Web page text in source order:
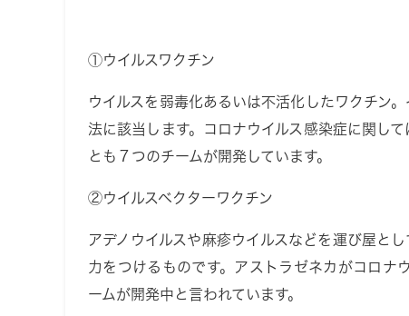
①ウイルスワクチン
ウイルスを弱毒化あるいは不活化したワクチン
法に該当します。コロナウイルス感染症に関し
とも７つのチームが開発しています。
②ウイルスベクターワクチン
アデノウイルスや麻疹ウイルスなどを運び屋と
力をつけるものです。アストラゼネカがコロナ
ームが開発中と言われています。